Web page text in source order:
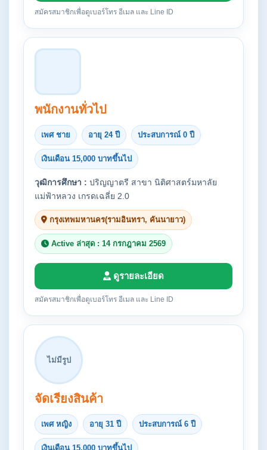
สมัครสมาชิกเพื่อดูเบอร์โทร อีเมล และ Line ID
พนักงานทั่วไป
เพศ ชาย อายุ 24 ปี ประสบการณ์ 0 ปี
เงินเดือน 15,000 บาทขึ้นไป
วุฒิการศึกษา : ปริญญาตรี สาขา นิติศาสตร์มหาลัย
แม่ฟ้าหลวง เกรดเฉลี่ย 2.0
กรุงเทพมหานคร(รามอินทรา, คันนายาว)
Active ล่าสุด : 14 กรกฎาคม 2569
ดูรายละเอียด
สมัครสมาชิกเพื่อดูเบอร์โทร อีเมล และ Line ID
ไม่มีรูป
จัดเรียงสินค้า
เพศ หญิง อายุ 31 ปี ประสบการณ์ 6 ปี
เงินเดือน 15,000 บาทขึ้นไป